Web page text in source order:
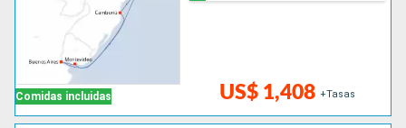
Comidas incluidas US$ 1,408 +Tasas